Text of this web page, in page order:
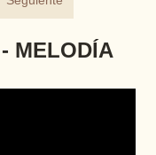
MELODÍA